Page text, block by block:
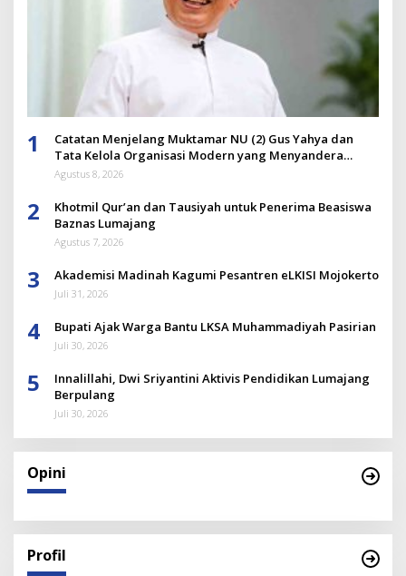
1
Catatan Menjelang Muktamar NU (2) Gus Yahya dan
Tata Kelola Organisasi Modern yang Menyandera
Dirinya
Agustus 8, 2026
2
Khotmil Qur’an dan Tausiyah untuk Penerima Beasiswa
Baznas Lumajang
Agustus 7, 2026
3 Akademisi Madinah Kagumi Pesantren eLKISI Mojokerto
Juli 31, 2026
4 Bupati Ajak Warga Bantu LKSA Muhammadiyah Pasirian
Juli 30, 2026
5
Innalillahi, Dwi Sriyantini Aktivis Pendidikan Lumajang
Berpulang
Juli 30, 2026
Opini
Profil